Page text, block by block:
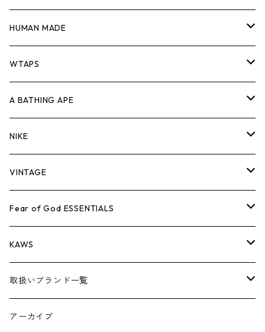
ジャケット
パンツ
キャップ・ハット
バッグ
シューズ
小物
コラボレーション
×THE NORTH FACE
×COMME des GARCONS
シーズンアイテム
26SS
BOX LOGOアイテム
シャツ
ジャケット
パンツ
キャップ・ハット
バッグ
シューズ
小物
スウェット/ニット
シャツ
ジャケット
パンツ
キャップ・ハット
バッグ
シューズ
小物
ロンTEE
スウェット/ニット
シャツ
ジャケット
パンツ
キャップ・ハット
バッグ
シューズ
小物
Tシャツ
ロンTEE
スウェット/ニット
シャツ
ジャケット
パンツ
キャップ・ハット
バッグ
シューズ
HUMAN MADE
Tシャツ
ロンT
スウェット/ニット
シャツ
ジャケット
パンツ
キャップ
バッグ
WTAPS
Tシャツ
ロンTEE
スウェット/ニット
シャツ
ジャケット
パンツ
キャップ・ハット
A BATHING APE
Tシャツ
ロンTEE
スウェット/ニット
シャツ
ジャケット
パンツ
NIKE
シューズ
AIR JORDAN 1
AIR JORDAN 3
アパレル・小物
VINTAGE
Tシャツ
ロンTEE
スウェット/ニット
ジャケット
Fear of God ESSENTIALS
Tシャツ
ロンTEE
スウェット/ニット
KAWS
アパレル
小物
取扱いブランド一覧
A
アーカイブ